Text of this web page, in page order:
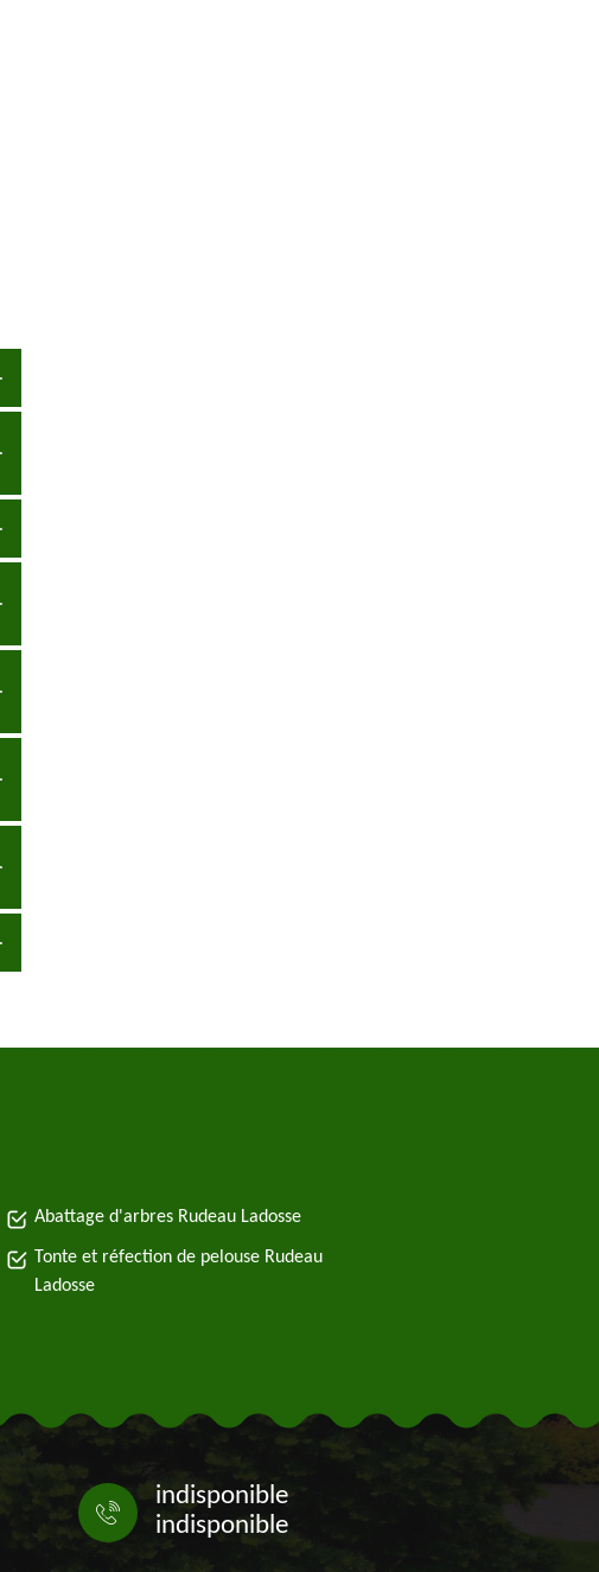
Abattage d'arbres Rudeau Ladosse
Tonte et réfection de pelouse Rudeau
Ladosse
indisponible
indisponible